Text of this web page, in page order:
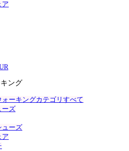
ア
ング
ーキングカテゴリすべて
ーズ
ューズ
ア